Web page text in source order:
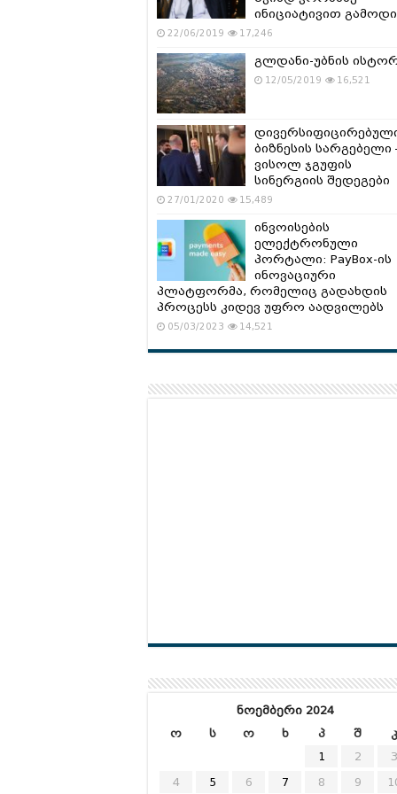
ინიციატივით
22/06/2019 17,246
გლდანი-უბნის
12/05/2019 16,521
ბიზნესის სარგებელი
ვისოლ ჯგუფის
სინერგიის შედეგები
27/01/2020 15,489
ინვოისების
ელექტრონული
პორტალი: PayBox-ის
ინოვაციური
პლატფორმა, რომელიც გადახდის
პროცესს კიდევ უფრო აადვილებს
05/03/2023 14,521
ნოემბერი 2024
ო
ს ო ხ პ შ
კ
1
2
3
4
5 6 7 8 9